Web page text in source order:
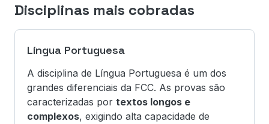
Disciplinas mais cobradas
Língua Portuguesa
A disciplina de Língua Portuguesa é um dos
grandes diferenciais da FCC. As provas são
caracterizadas por textos longos e
complexos, exigindo alta capacidade de